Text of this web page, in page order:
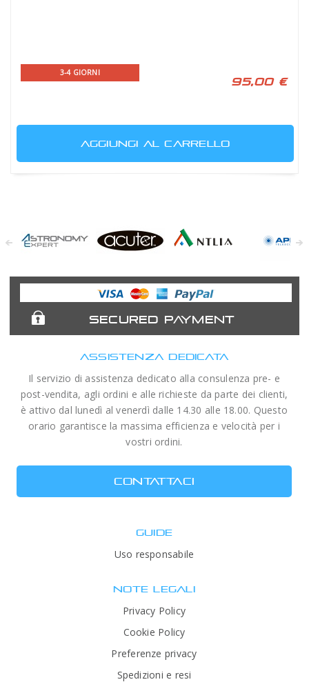
3-4 GIORNI
95,00 €
AGGIUNGI AL CARRELLO
Expert
Telescopes
SECURED PAYMENT
ASSISTENZA DEDICATA
Il servizio di assistenza dedicato alla consulenza pre- e
post-vendita, agli ordini e alle richieste da parte dei clienti,
è attivo dal lunedì al venerdì dalle 14.30 alle 18.00. Questo
orario garantisce la massima efficienza e velocità per i
vostri ordini.
CONTATTACI
GUIDE
Uso responsabile
NOTE LEGALI
Privacy Policy
Cookie Policy
Preferenze privacy
Spedizioni e resi